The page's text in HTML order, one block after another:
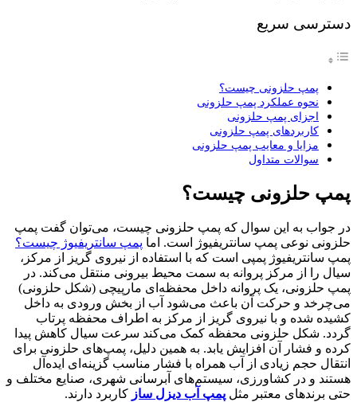
دسترسی سریع
پمپ حلزونی چیست؟
نحوه عملکرد پمپ حلزونی
اجزای پمپ حلزونی
کاربردهای پمپ حلزونی
مزایا و معایب پمپ حلزونی
سوالات متداول
پمپ حلزونی چیست؟
در جواب به این سوال که پمپ حلزونی چیست، می‌توان گفت پمپ
حلزونی نوعی پمپ سانتریفیوژ است. اما پمپ سانتریفیوژ چیست؟
پمپ سانتریفیوژ پمپی است که با استفاده از نیروی گریز از مرکز،
سیال را از مرکز پروانه به سمت محیط بیرونی منتقل می‌کند. در
پمپ حلزونی، یک پروانه داخل محفظه‌ای مارپیچی (شکل حلزونی)
می‌چرخد و حرکت آن باعث می‌شود آب از بخش ورودی به داخل
کشیده شده و با نیروی گریز از مرکز به اطراف محفظه پرتاب
گردد. شکل حلزونی محفظه کمک می‌کند سرعت سیال کاهش پیدا
کرده و فشار آن افزایش یابد. به همین دلیل، پمپ‌های حلزونی برای
انتقال حجم زیادی از آب همراه با فشار مناسب گزینه‌ای ایده‌آل
هستند و در کشاورزی، سیستم‌های آبرسانی شهری، صنایع مختلف و
حتی برندهای معتبر مثل پمپ آب دیزل ساز کاربرد دارند.